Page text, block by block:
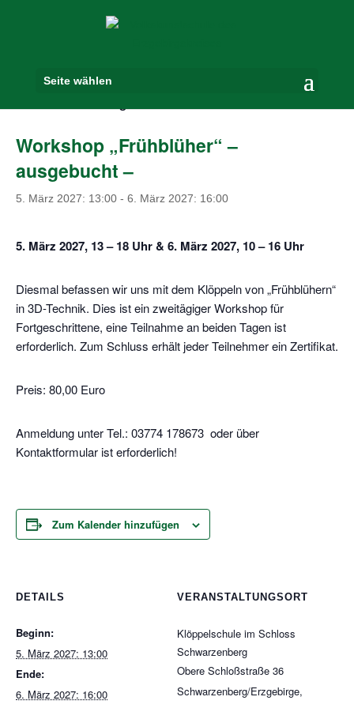
Seite wählen
Workshop „Frühblüher“ –
ausgebucht –
5. März 2027: 13:00 - 6. März 2027: 16:00
5. März 2027, 13 – 18 Uhr & 6. März 2027, 10 – 16 Uhr
Diesmal befassen wir uns mit dem Klöppeln von „Frühblühern“
in 3D-Technik. Dies ist ein zweitägiger Workshop für
Fortgeschrittene, eine Teilnahme an beiden Tagen ist
erforderlich. Zum Schluss erhält jeder Teilnehmer ein Zertifikat.
Preis: 80,00 Euro
Anmeldung unter Tel.: 03774 178673 oder über
Kontaktformular ist erforderlich!
Zum Kalender hinzufügen
DETAILS
Beginn:
5. März 2027: 13:00
Ende:
6. März 2027: 16:00
VERANSTALTUNGSORT
Klöppelschule im Schloss
Schwarzenberg
Obere Schloßstraße 36
Schwarzenberg/Erzgebirge,